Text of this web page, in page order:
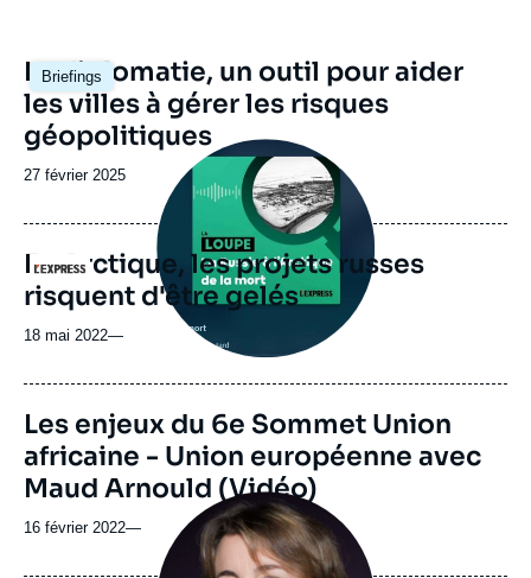
Briefings
Image
principale
La diplomatie, un outil pour aider
les villes à gérer les risques
géopolitiques
Date
publication
27 février 2025
Logo
Image
principale
médiatique
En Arctique, les projets russes
risquent d'être gelés
18 mai 2022—
Les enjeux du 6e Sommet Union
africaine - Union européenne avec
Maud Arnould (Vidéo)
16 février 2022—
Image
principale
médiatique